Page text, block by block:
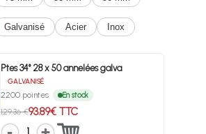
Galvanisé Acier Inox
Ptes 34° 28 x 50 annelées galva
GALVANISÉ
2200 pointes En stock
129.36 €93.89€ TTC